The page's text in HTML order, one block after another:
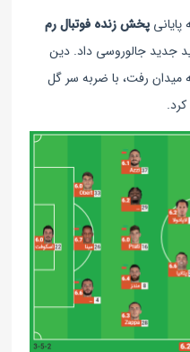
پخش زنده فوتبال رم
جدید جالوروسی داد. دین
به میدان رفت، با ضربه سر گل